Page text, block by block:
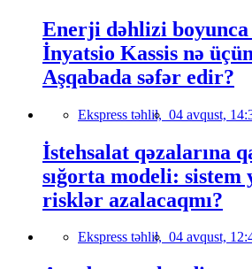
Enerji dəhlizi
İnyatsio Kassis nə
Aşqabada səfər edir?
Ekspress təhlil, 04 avqust,
İstehsalat qəzalarına
sığorta modeli: sistem
risklər azalacaqmı?
Ekspress təhlil, 04 avqust,